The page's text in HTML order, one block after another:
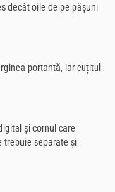
decât oile de pe pășuni
portantă, iar cuțitul
și cornul care
trebuie separate și